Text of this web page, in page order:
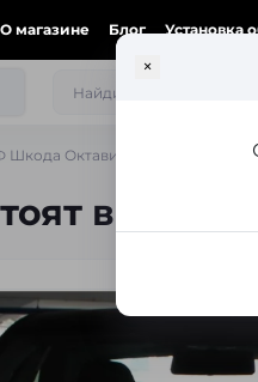
О магазине Блог Установка
Шкода Октавия А7
в ПТФ
×